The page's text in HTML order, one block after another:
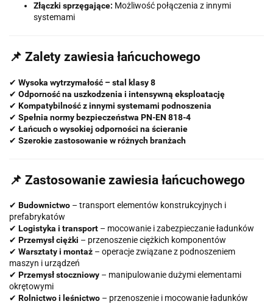
Złączki sprzęgające: Możliwość połączenia z innymi
systemami
📌 Zalety zawiesia łańcuchowego
✔ Wysoka wytrzymałość – stal klasy 8
✔ Odporność na uszkodzenia i intensywną eksploatację
✔ Kompatybilność z innymi systemami podnoszenia
✔ Spełnia normy bezpieczeństwa PN-EN 818-4
✔ Łańcuch o wysokiej odporności na ścieranie
✔ Szerokie zastosowanie w różnych branżach
📌 Zastosowanie zawiesia łańcuchowego
✔ Budownictwo – transport elementów konstrukcyjnych i
prefabrykatów
✔ Logistyka i transport – mocowanie i zabezpieczanie ładunków
✔ Przemysł ciężki – przenoszenie ciężkich komponentów
✔ Warsztaty i montaż – operacje związane z podnoszeniem
maszyn i urządzeń
✔ Przemysł stoczniowy – manipulowanie dużymi elementami
okrętowymi
✔ Rolnictwo i leśnictwo – przenoszenie i mocowanie ładunków